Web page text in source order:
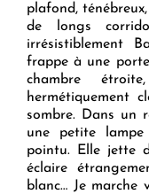
plafond,
de longs
irrésistiblement
frappe à une
chambre
hermétiquement
sombre. Dans un
une petite lampe
pointu. Elle jette
éclaire
blanc… Je marche